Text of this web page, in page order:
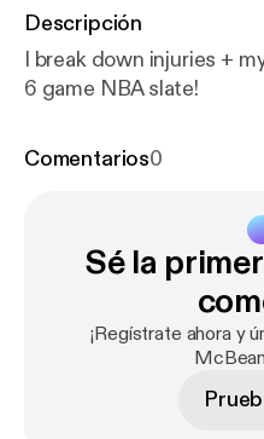
Descripción
I break down injuries +
6 game NBA slate!
Comentarios0
Sé la
¡Regístrate ahora y